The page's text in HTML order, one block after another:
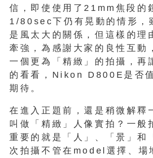
信，即使使用了21mm焦段的
1/80sec下仍有晃動的情形，
是風太大的關係，但這樣的理
牽強，為感謝大家的良性互動
一個更為「精緻」的拍攝，再
的看看，Nikon D800E是否
期待。
在進入正題前，還是稍微解釋
叫做「精緻」人像實拍？一般
重要的就是「人」、「景」和
次拍攝不管在model選擇、場